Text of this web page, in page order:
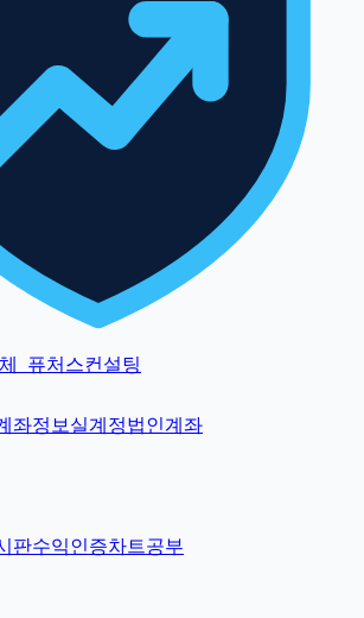
퓨처스컨설팅
좌정보 실계정법인계좌
판수익인증차트공부